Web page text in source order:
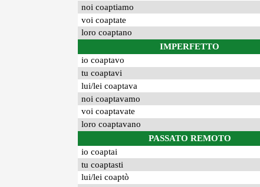
noi coaptiamo
voi coaptate
loro coaptano
IMPERFETTO
io coaptavo
tu coaptavi
lui/lei coaptava
noi coaptavamo
voi coaptavate
loro coaptavano
PASSATO REMOTO
io coaptai
tu coaptasti
lui/lei coaptò